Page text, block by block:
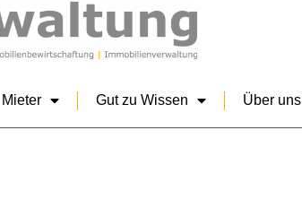
Mieter Gut zu Wissen Über uns